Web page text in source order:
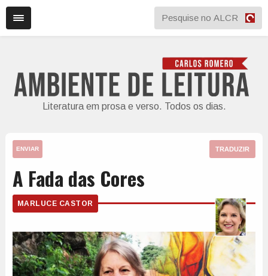
Literatura em prosa e verso. Todos os dias.
ENVIAR TRADUZIR
A Fada das Cores
MARLUCE CASTOR